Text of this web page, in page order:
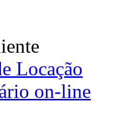
Locação
on-line